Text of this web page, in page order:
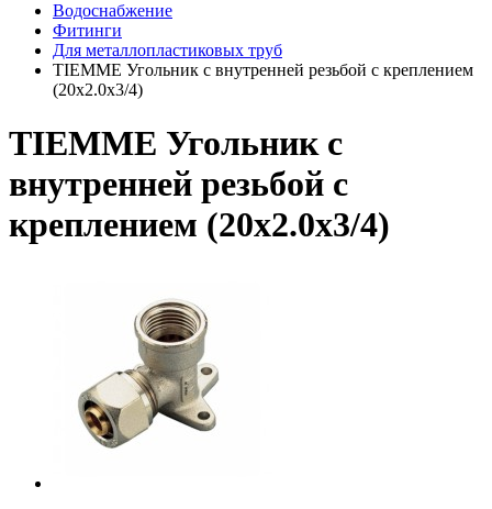
Водоснабжение
Фитинги
Для металлопластиковых труб
TIEMME Угольник с внутренней резьбой с креплением
(20х2.0х3/4)
TIEMME Угольник с
внутренней резьбой с
креплением (20х2.0х3/4)